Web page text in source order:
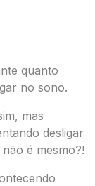
quanto
no sono.
mas
desligar
é mesmo?!